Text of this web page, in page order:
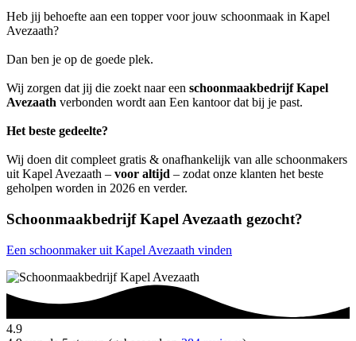
Heb jij behoefte aan een topper voor jouw schoonmaak in Kapel
Avezaath?
Dan ben je op de goede plek.
Wij zorgen dat jij die zoekt naar een schoonmaakbedrijf Kapel
Avezaath verbonden wordt aan Een kantoor dat bij je past.
Het beste gedeelte?
Wij doen dit compleet gratis & onafhankelijk van alle schoonmakers
uit Kapel Avezaath – voor altijd – zodat onze klanten het beste
geholpen worden in 2026 en verder.
Schoonmaakbedrijf Kapel Avezaath gezocht?
Een schoonmaker uit Kapel Avezaath vinden
4.9